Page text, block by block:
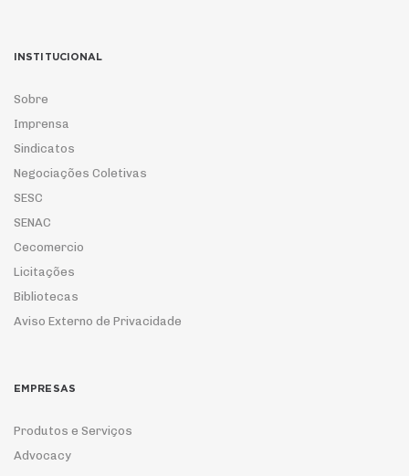
INSTITUCIONAL
Sobre
Imprensa
Sindicatos
Negociações Coletivas
SESC
SENAC
Cecomercio
Licitações
Bibliotecas
Aviso Externo de Privacidade
EMPRESAS
Produtos e Serviços
Advocacy